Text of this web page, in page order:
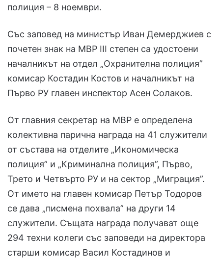
полиция – 8 ноември.
Със заповед на министър Иван Демерджиев с
почетен знак на МВР III степен са удостоени
началникът на отдел „Охранителна полиция”
комисар Костадин Костов и началникът на
Първо РУ главен инспектор Асен Солаков.
От главния секретар на МВР е определена
колективна парична награда на 41 служители
от състава на отделите „Икономическа
полиция” и „Криминална полиция”, Първо,
Трето и Четвърто РУ и на сектор „Миграция”.
От името на главен комисар Петър Тодоров
се дава „писмена похвала” на други 14
служители. Същата награда получават още
294 техни колеги със заповеди на директора
старши комисар Васил Костадинов и